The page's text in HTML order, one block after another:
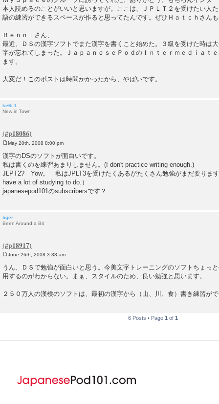
本人読めるのことがいいと思いますが。ここは、ＪＰＬＴ２を受けたい人
語の練習ができるスペースが作ると思ってたんです。ぜひＨａｔｃｈさん
Ｂｅｎｎｉさん、
最近、ＤＳの漢字ソフトでまた漢字を書くこと始めた。３級を受けた時は
字が忘れてしまった。ＪａｐａｎｅｓｅＰｏｄのＩｎｔｅｒｍｅｄｉａｔ
ます。
大変だ！このポストは時間かかったから、やばいです。
ke6i-1
New in Town
o
s
t
May 20th, 2008 8:00 pm
漢字のDSのソフトが面白いです。
私は書くのを練習あまりしません。(I don't practice writing enough.)
JLPT2? Yow。 私はJPLT3を受けたくあるがたくさん勉強がまだ要りま
have a lot of studying to do.）
japanesepod101のsubscribersです？
tiger
Been Around a Bit
s
t
June 26th, 2008 3:33 am
うん、ＤＳで勉強が面白いと思う。今美文字トレーニングのソフトちょっ
用するのがわからない。まぁ、スタイルのため、良い勉強と思います。
２５０万人の漢検のソフトは、最初の漢字から（山、川、食）書き練習が
6 Posts • Page 1 of 1